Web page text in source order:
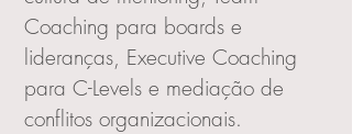
Coaching para boards e
lideranças, Executive Coaching
para C-Levels e mediação de
conflitos organizacionais.